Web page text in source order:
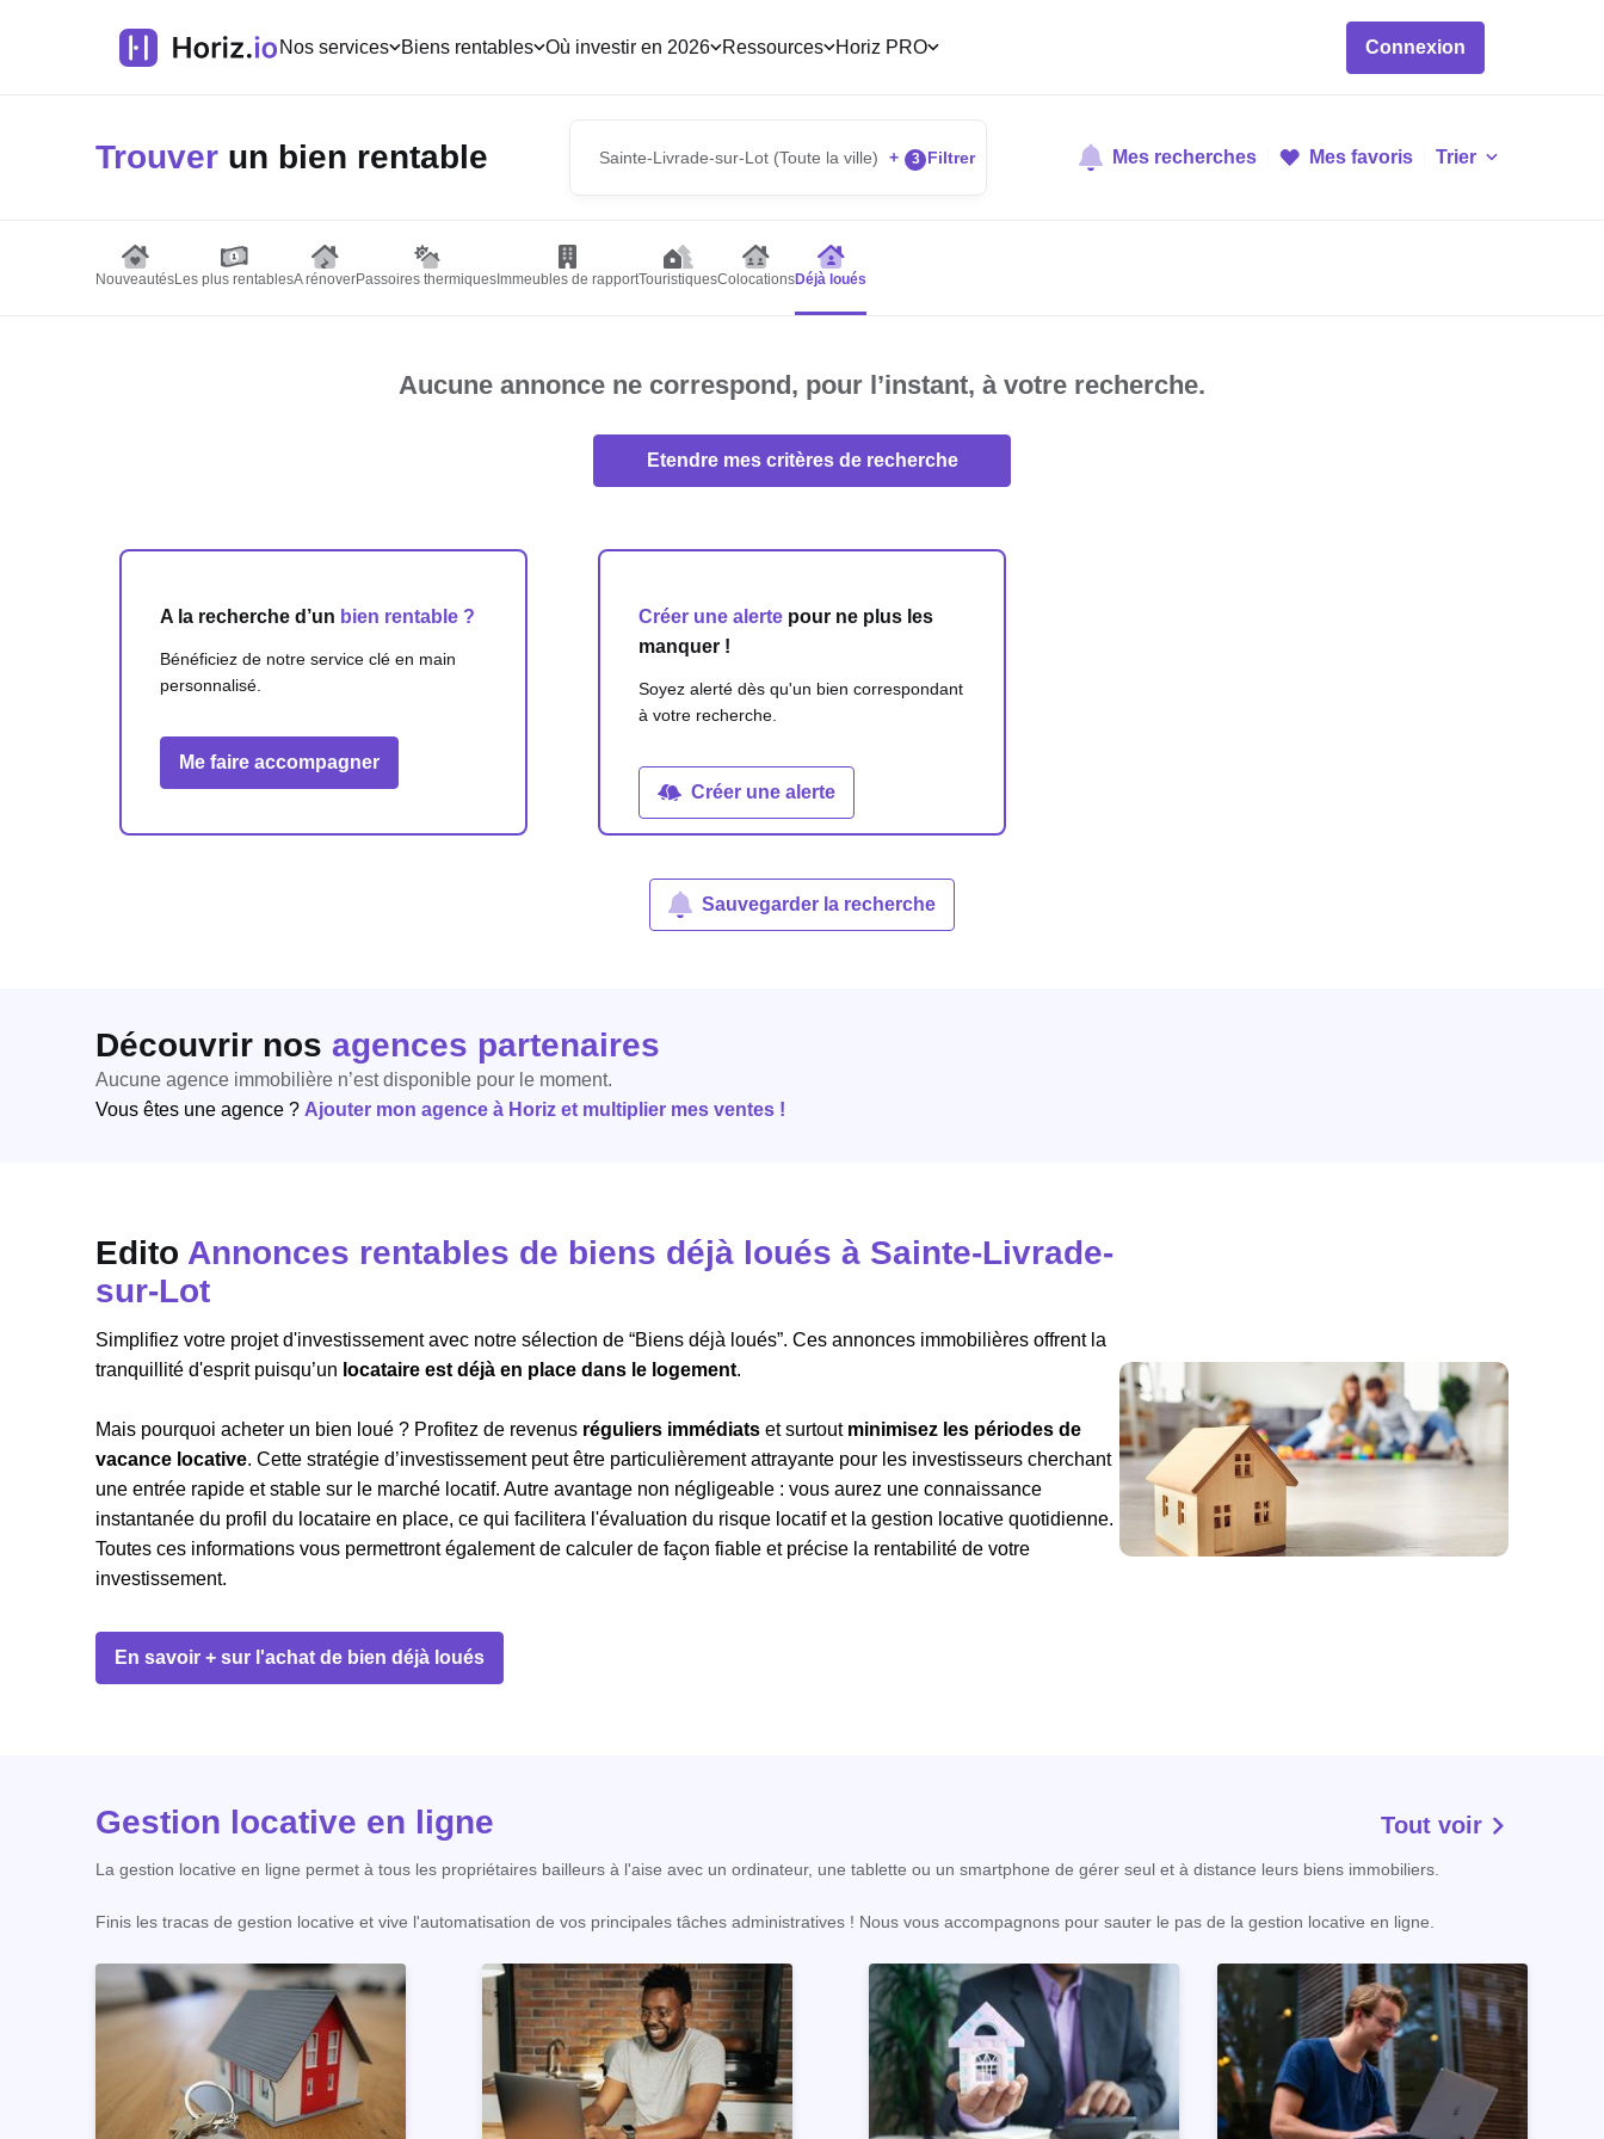
Nos services Biens rentables Où investir en 2026 Ressources Horiz PRO Connexion
Trouver un bien rentable Sainte-Livrade-sur-Lot (Toute la ville) + 3 Filtrer Mes recherches Mes favoris Trier
NouveautésLes plus rentablesA rénoverPassoires thermiques Immeubles de rapportTouristiquesColocationsDéjà loués
Aucune annonce ne correspond, pour l’instant, à votre recherche.
Etendre mes critères de recherche
A la recherche d’un bien rentable ?
Bénéficiez de notre service clé en main
personnalisé.
Me faire accompagner
Créer une alertepour ne plus les
manquer !
Soyez alerté dès qu'un bien correspondant
à votre recherche.
Créer une alerte
Sauvegarder la recherche
Découvrir nos agences partenaires
Aucune agence immobilière n’est disponible pour le moment.
Vous êtes une agence ? Ajouter mon agence à Horiz et multiplier mes ventes !
Edito Annonces rentables de biens déjà loués à Sainte-Livrade-
sur-Lot
Simplifiez votre projet d'investissement avec notre sélection de “Biens déjà loués”. Ces annonces immobilières offrent la
tranquillité d'esprit puisqu’un locataire est déjà en place dans le logement.
Mais pourquoi acheter un bien loué ? Profitez de revenus réguliers immédiats et surtout minimisez les périodes de
vacance locative. Cette stratégie d’investissement peut être particulièrement attrayante pour les investisseurs cherchant
une entrée rapide et stable sur le marché locatif. Autre avantage non négligeable : vous aurez une connaissance
instantanée du profil du locataire en place, ce qui facilitera l'évaluation du risque locatif et la gestion locative quotidienne.
Toutes ces informations vous permettront également de calculer de façon fiable et précise la rentabilité de votre
investissement.
En savoir + sur l'achat de bien déjà loués
Gestion locative en ligne Tout voir
La gestion locative en ligne permet à tous les propriétaires bailleurs à l'aise avec un ordinateur, une tablette ou un smartphone de gérer seul et à distance leurs biens immobiliers.
Finis les tracas de gestion locative et vive l'automatisation de vos principales tâches administratives ! Nous vous accompagnons pour sauter le pas de la gestion locative en ligne.